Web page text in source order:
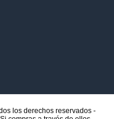
los derechos reservados -